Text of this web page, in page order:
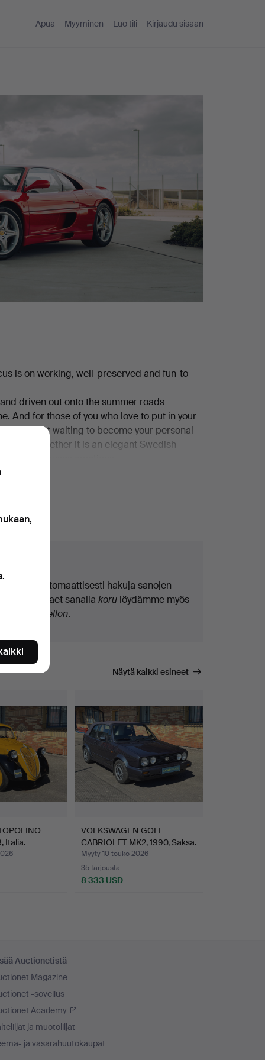
Apua Myyminen Luo tili Kirjaudu sisään
is on working, well-preserved and fun-to-
driven out onto the summer roads
And for those of you who love to put in your
are just waiting to become your personal
of whether it is an elegant Swedish
Mustangs in fine condition.
or through bank transfer.
esinettä
Teemme automaattisesti hakuja sanojen
osilla. Jos haet sanallakoru löydämme myös
kellon.
Näytä kaikki esineet
Italia.
VOLKSWAGEN GOLF
CABRIOLET MK2, 1990, Saksa.
Myyty 10 touko 2026
35 tarjousta
8 333 USD
Auctionetistä
Magazine
-sovellus
Academy
ja muotoilijat
ja vasarahuutokaupat